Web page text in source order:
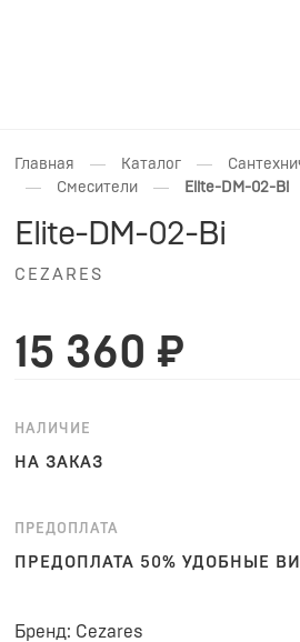
Главная — Каталог —
— Смесители — Elite-DM-02-Bi
Elite-DM-02-Bi
CEZARES
15 360 ₽
НАЛИЧИЕ
НА ЗАКАЗ
ПРЕДОПЛАТА
ПРЕДОПЛАТА 50% УДОБНЫЕ
Бренд: Cezares